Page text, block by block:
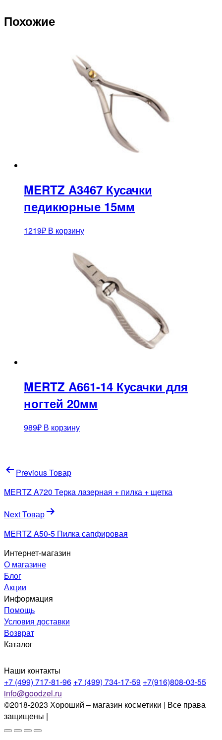
Похожие
MERTZ A3467 Кусачки
педикюрные 15мм
1219₽ В корзину
MERTZ A661-14 Кусачки для
ногтей 20мм
989₽ В корзину
Навигация
по
записям
Previous Товар
MERTZ A720 Терка лазерная + пилка + щетка
Next Товар
MERTZ A50-5 Пилка сапфировая
Интернет-магазин
О магазине
Блог
Акции
Информация
Помощь
Условия доставки
Возврат
Каталог
Наши контакты
+7 (499) 717-81-96 +7 (499) 734-17-59 +7(916)808-03-55
info@goodzel.ru
©2018-2023 Хороший – магазин косметики | Все права
защищены |